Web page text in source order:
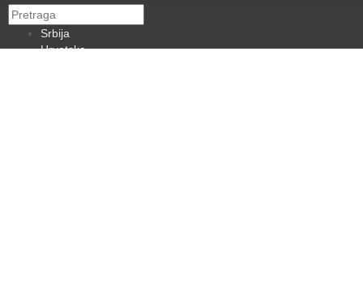
Srbija
Hrvatska